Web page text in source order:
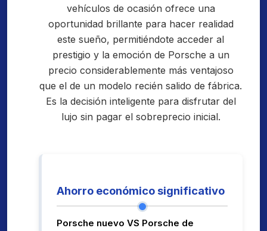
vehículos de ocasión ofrece una
oportunidad brillante para hacer realidad
este sueño, permitiéndote acceder al
prestigio y la emoción de Porsche a un
precio considerablemente más ventajoso
que el de un modelo recién salido de fábrica.
Es la decisión inteligente para disfrutar del
lujo sin pagar el sobreprecio inicial.
Ahorro económico significativo
Porsche nuevo VS Porsche de